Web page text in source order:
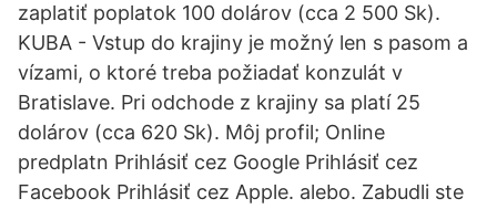
zaplatiť poplatok 100 dolárov (cca 2 500 Sk).
KUBA - Vstup do krajiny je možný len s pasom a
vízami, o ktoré treba požiadať konzulát v
Bratislave. Pri odchode z krajiny sa platí 25
dolárov (cca 620 Sk). Môj profil; Online
predplatn Prihlásiť cez Google Prihlásiť cez
Facebook Prihlásiť cez Apple. alebo. Zabudli ste